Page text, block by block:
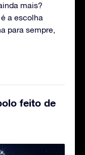
mais?
a escolha
para sempre,
feito de